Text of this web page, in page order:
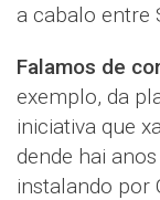
a cabalo entre
Falamos de
exemplo, da
iniciativa que
dende hai
instalando por